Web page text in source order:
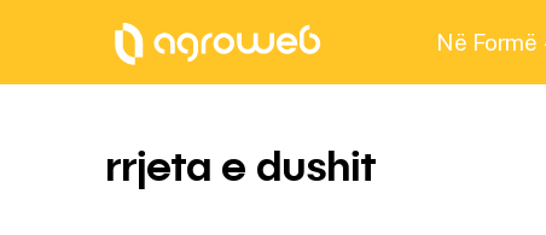
Në Formë
rrjeta e dushit